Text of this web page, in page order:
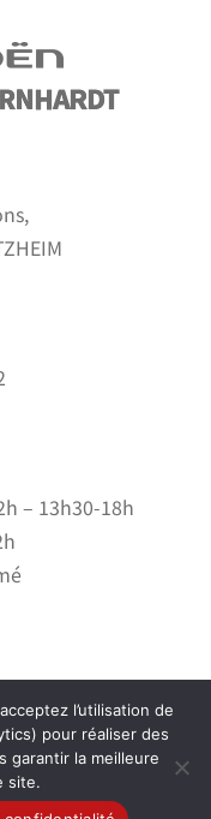
– 13h30-18h
Facebookl’utilisation de
pour réaliser des
garantir la meilleure
site.